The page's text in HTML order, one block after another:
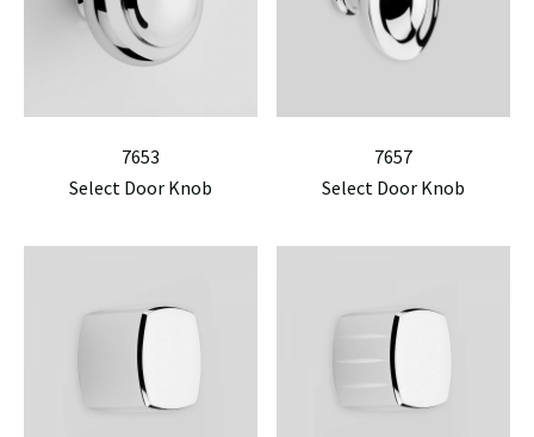
7653
Select Door Knob
7657
Select Door Knob